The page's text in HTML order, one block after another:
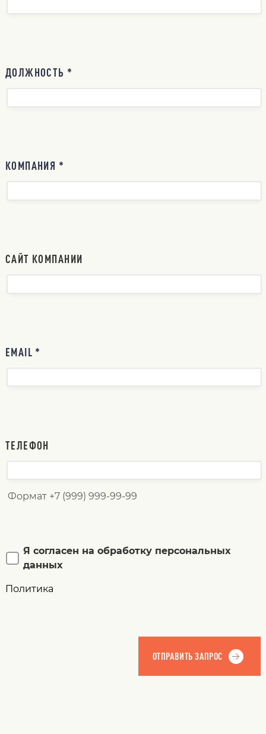
ДОЛЖНОСТЬ *
КОМПАНИЯ *
САЙТ КОМПАНИИ
EMAIL *
ТЕЛЕФОН
Формат +7 (999) 999-99-99
Я согласен на обработку персональных
данных
Политика